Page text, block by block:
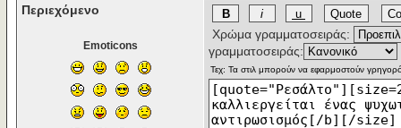
Περιεχόμενο
Emoticons
Χρώμα γραμματοσειράς:
γραμματοσειράς: